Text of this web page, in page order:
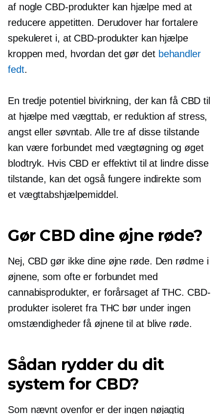
af ​​nogle CBD-produkter kan hjælpe med at
reducere appetitten. Derudover har fortalere
spekuleret i, at CBD-produkter kan hjælpe
kroppen med, hvordan det gør det behandler
fedt.
En tredje potentiel bivirkning, der kan få CBD til
at hjælpe med vægttab, er reduktion af stress,
angst eller søvntab. Alle tre af disse tilstande
kan være forbundet med vægtøgning og øget
blodtryk. Hvis CBD er effektivt til at lindre disse
tilstande, kan det også fungere indirekte som
et vægttabshjælpemiddel.
Gør CBD dine øjne røde?
Nej, CBD gør ikke dine øjne røde. Den rødme i
øjnene, som ofte er forbundet med
cannabisprodukter, er forårsaget af THC. CBD-
produkter isoleret fra THC bør under ingen
omstændigheder få øjnene til at blive røde.
Sådan rydder du dit
system for CBD?
Som nævnt ovenfor er der ingen nøjagtig